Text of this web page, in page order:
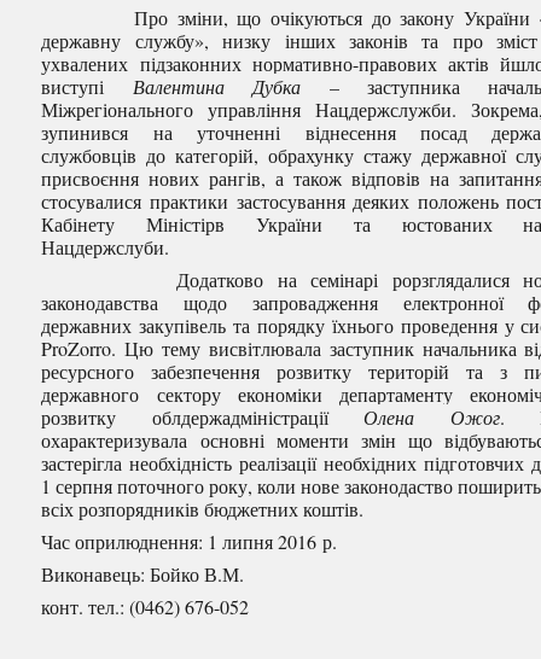
Про зміни, що очікуються до закону України
державну службу», низку інших законів та про
ухвалених підзаконних нормативно-правових актів
виступі Валентина Дубка – заступника
Міжрегіонального управління Нацдержслужби.
зупинився на уточненні віднесення посад
службовців до категорій, обрахунку стажу державної
присвоєння нових рангів, а також відповів на
стосувалися практики застосування деяких положень
Кабінету Міністірв України та юстованих
Нацдержслуби.
Додатково на семінарі рорзглядалися
законодавства щодо запровадження електронної
державних закупівель та порядку їхнього проведення у
ProZorro. Цю тему висвітлювала заступник начальника
ресурсного забезпечення розвитку територій та з
державного сектору економіки департаменту
розвитку облдержадміністраціїОлена Ожог.
охарактеризувала основні моменти змін що
застерігла необхідність реалізації необхідних підготовчих
1 серпня поточного року, коли нове законодаство
всіх розпорядників бюджетних коштів.
Час оприлюднення: 1 липня 2016 р.
Виконавець: Бойко В.М.
конт. тел.: (0462) 676-052